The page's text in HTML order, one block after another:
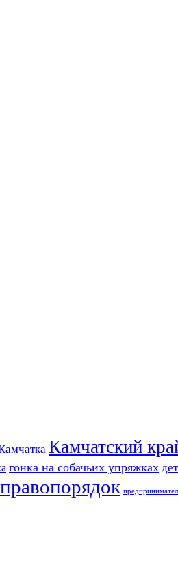
Камчатский
гонка на собачьих упряжках
правопорядок